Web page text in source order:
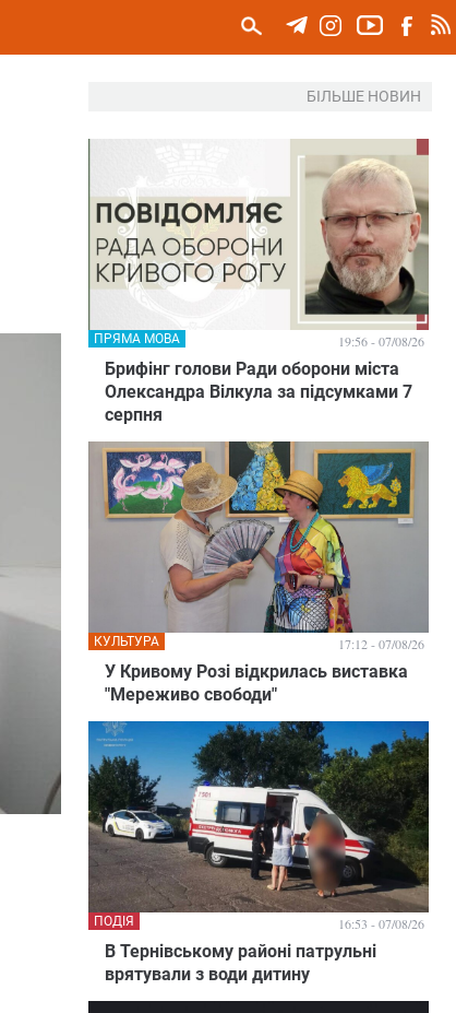
БІЛЬШЕ НОВИН
Брифінг голови Ради оборони міста
Олександра Вілкула за підсумками 7
серпня
ПРЯМА МОВА 19:56 - 07/08/26
У Кривому Розі відкрилась виставка
"Мереживо свободи"
КУЛЬТУРА 17:12 - 07/08/26
В Тернівському районі патрульні
врятували з води дитину
ПОДІЯ 16:53 - 07/08/26